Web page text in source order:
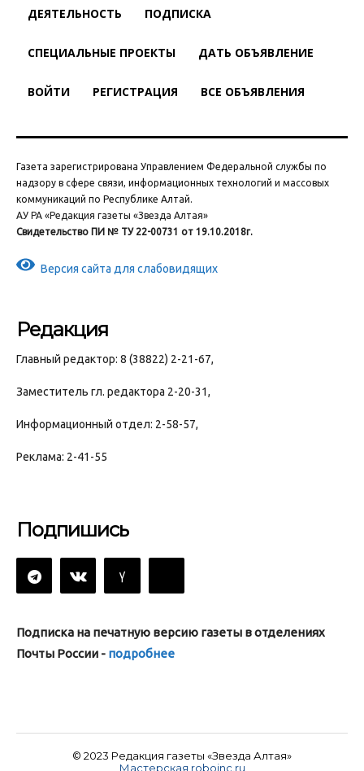
ДЕЯТЕЛЬНОСТЬ ПОДПИСКА
СПЕЦИАЛЬНЫЕ ПРОЕКТЫ ДАТЬ ОБЪЯВЛЕНИЕ
ВОЙТИ РЕГИСТРАЦИЯ ВСЕ ОБЪЯВЛЕНИЯ
Газета зарегистрирована Управлением Федеральной службы по
надзору в сфере связи, информационных технологий и массовых
коммуникаций по Республике Алтай.
АУ РА «Редакция газеты «Звезда Алтая»
Свидетельство ПИ № ТУ 22-00731 от 19.10.2018г.
Версия сайта для слабовидящих
Редакция
Главный редактор: 8 (38822) 2-21-67,
Заместитель гл. редактора 2-20-31,
Информационный отдел: 2-58-57,
Реклама: 2-41-55
Подпишись
Подписка на печатную версию газеты в отделениях
Почты России - подробнее
© 2023 Редакция газеты «Звезда Алтая»
Мастерская roboinc.ru